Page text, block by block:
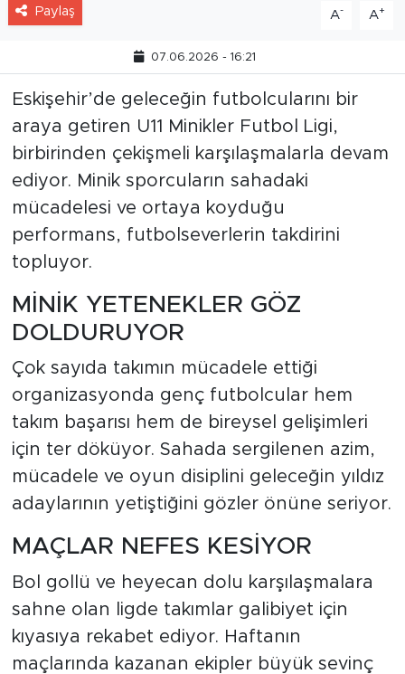
Paylaş A- A+
07.06.2026 - 16:21
Eskişehir’de geleceğin futbolcularını bir
araya getiren U11 Minikler Futbol Ligi,
birbirinden çekişmeli karşılaşmalarla devam
ediyor. Minik sporcuların sahadaki
mücadelesi ve ortaya koyduğu
performans, futbolseverlerin takdirini
topluyor.
MİNİK YETENEKLER GÖZ
DOLDURUYOR
Çok sayıda takımın mücadele ettiği
organizasyonda genç futbolcular hem
takım başarısı hem de bireysel gelişimleri
için ter döküyor. Sahada sergilenen azim,
mücadele ve oyun disiplini geleceğin yıldız
adaylarının yetiştiğini gözler önüne seriyor.
MAÇLAR NEFES KESİYOR
Bol gollü ve heyecan dolu karşılaşmalara
sahne olan ligde takımlar galibiyet için
kıyasıya rekabet ediyor. Haftanın
maçlarında kazanan ekipler büyük sevinç